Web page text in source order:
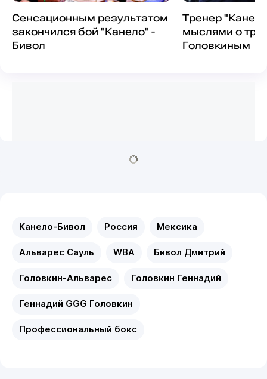
Сенсационным результатом
закончился бой "Канело" -
Бивол
Тренер
мыслями о
Головкиным
Канело-Бивол Россия Мексика
Альварес Сауль WBA Бивол Дмитрий
Головкин-Альварес Головкин Геннадий
Геннадий GGG Головкин
Профессиональный бокс